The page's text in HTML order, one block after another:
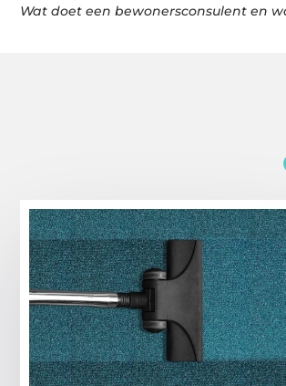
Wat doet een bewonersconsulent en